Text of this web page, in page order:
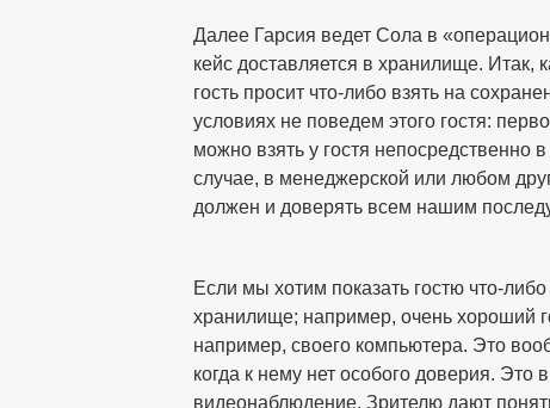
Далее Гарсия ведет Сола в
кейс доставляется в хранилище. Итак,
гость просит что-либо взять на
условиях не поведем этого гостя:
можно взять у гостя непосредственно
случае, в менеджерской или любом
должен и доверять всем нашим
Если мы хотим показать гостю что-
хранилище; например, очень хороший
например, своего компьютера. Это
когда к нему нет особого доверия. Это
видеонаблюдение. Зрителю дают